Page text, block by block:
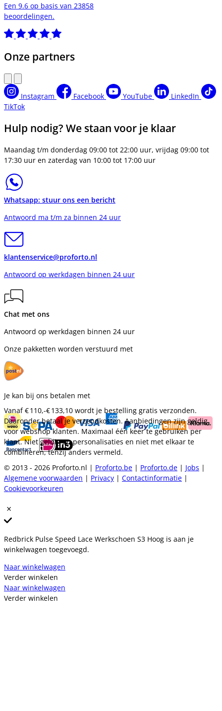
Een 9.6 op basis van 23858
beoordelingen.
Onze partners
Instagram Facebook YouTube
LinkedIn
TikTok
Hulp nodig? We staan voor je klaar
Maandag t/m donderdag 09:00 tot 22:00 uur, vrijdag 09:00 tot
17:30 uur en zaterdag van 10:00 tot 17:00 uur
Whatsapp: stuur ons een bericht
Antwoord ma t/m za binnen 24 uur
klantenservice@proforto.nl
Antwoord op werkdagen binnen 24 uur
Chat met ons
Antwoord op werkdagen binnen 24 uur
Onze pakketten worden verstuurd met
Je kan bij ons betalen met
Vanaf€ 110,-€ 133,10 wordt je bestelling gratis verzonden.
Daaronder betaal je verzendkosten. Aanbiedingen zijn geldig
voor webshop klanten. Maximaal één keer te gebruiken per
klant. Niet geldig op personalisaties en niet met elkaar te
combineren, tenzij anders vermeld.
© 2013 - 2026 Proforto.nl | Proforto.be | Proforto.de | Jobs |
Algemene voorwaarden | Privacy | Contactinformatie |
Cookievoorkeuren
Redbrick Pulse Speed Lace Werkschoen S3 Hoog is aan je
winkelwagen toegevoegd.
Naar winkelwagen
Verder winkelen
Naar winkelwagen
Verder winkelen